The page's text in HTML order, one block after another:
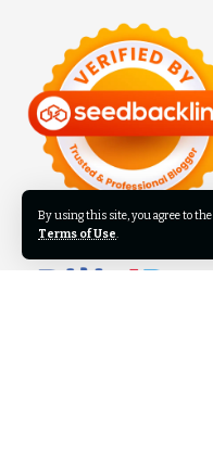
By using this site, you agree to the
Terms of Use.